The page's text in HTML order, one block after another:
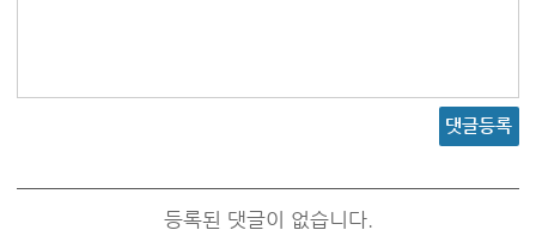
댓글등록
등록된 댓글이 없습니다.